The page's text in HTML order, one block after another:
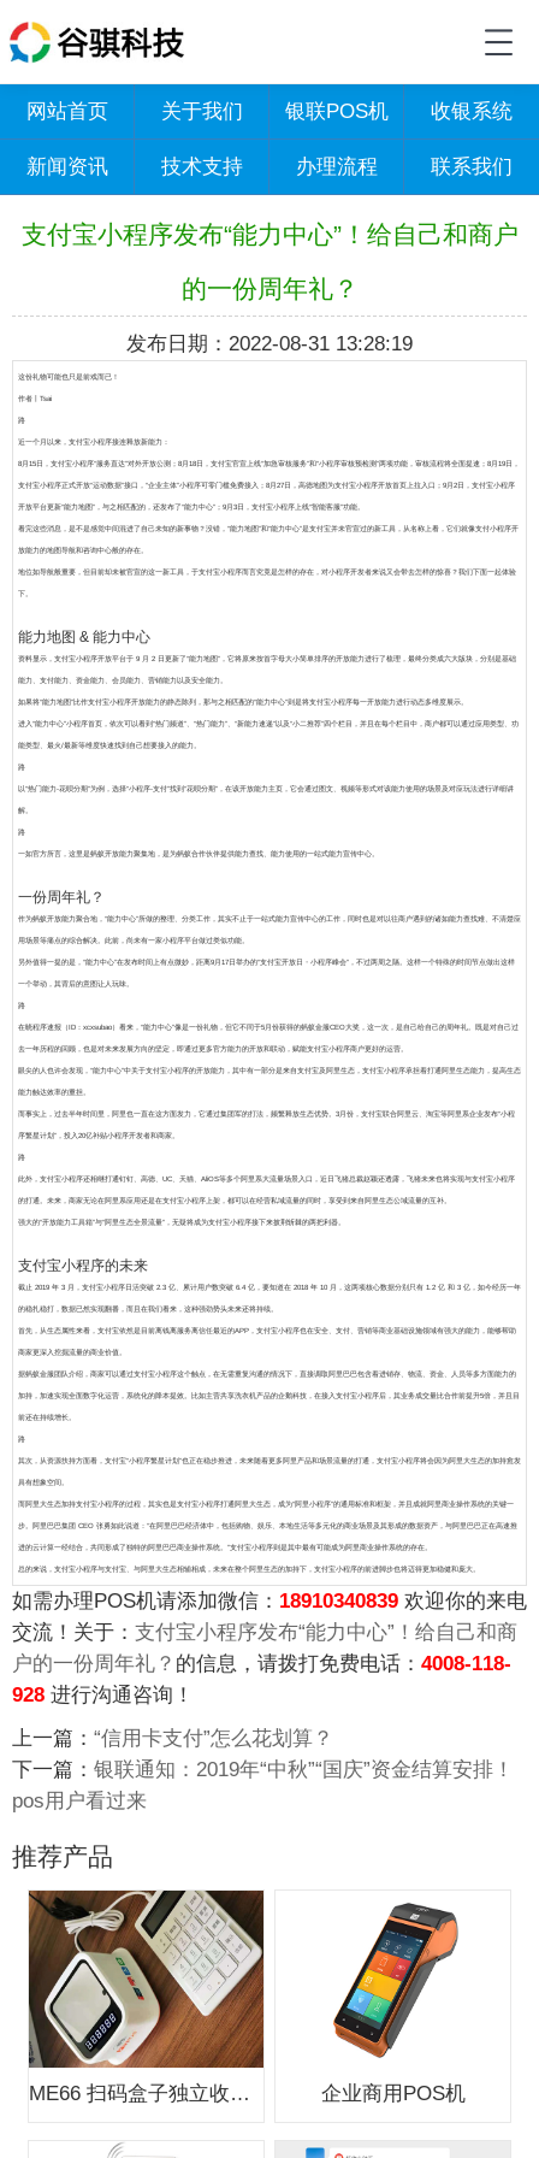
网站首页 关于我们 银联POS机 收银系统
新闻资讯 技术支持 办理流程 联系我们
支付宝小程序发布“能力中心”！给自己和商户
的一份周年礼？
发布日期：2022-08-31 13:28:19
这份礼物可能也只是前戏而已！
作者丨Tsai
路
近一个月以来，支付宝小程序接连释放新能力：
8月15日，支付宝小程序“服务直达”对外开放公测；8月18日，支付宝官宣上线“加急审核服务”和“小程序审核预检测”两项功能，审核流程将全面提速；8月19日，
支付宝小程序正式开放“运动数据”接口，“企业主体”小程序可零门槛免费接入；8月27日，高德地图为支付宝小程序开放首页上拉入口； 9月2日，支付宝小程序
开放平台更新“能力地图”，与之相匹配的，还发布了“能力中心”； 9月3日，支付宝小程序上线“智能客服”功能。
看完这些消息，是不是感觉中间混进了自己未知的新事物？没错， “能力地图”和“能力中心”是支付宝并未官宣过的新工具，从名称上看，它们就像支付小程序开
放能力的地图导航和咨询中心般的存在。
地位如导航般重要，但目前却未被官宣的这一新工具，于支付宝小程序而言究竟是怎样的存在，对小程序开发者来说又会带去怎样的惊喜？我们下面一起体验
下。
能力地图 & 能力中心
资料显示，支付宝小程序开放平台于 9 月 2 日更新了“能力地图”，它将原来按首字母大小简单排序的开放能力进行了梳理，最终分类成六大版块，分别是基础
能力、支付能力、资金能力、会员能力、营销能力以及安全能力。
如果将“能力地图”比作支付宝小程序开放能力的静态陈列，那与之相匹配的“能力中心”则是将支付宝小程序每一开放能力进行动态多维度展示。
进入“能力中心”小程序首页，依次可以看到“热门频道”、“热门能力”、“新能力速递”以及“小二推荐”四个栏目，并且在每个栏目中，商户都可以通过应用类型、功
能类型、最火/最新等维度快速找到自己想要接入的能力。
路
以“热门能力-花呗分期”为例，选择“小程序-支付”找到“花呗分期”，在该开放能力主页，它会通过图文、视频等形式对该能力使用的场景及对应玩法进行详细讲
解。
路
一如官方所言，这里是蚂蚁开放能力聚集地，是为蚂蚁合作伙伴提供能力查找、能力使用的一站式能力宣传中心。
一份周年礼？
作为蚂蚁开放能力聚合地，“能力中心”所做的整理、分类工作，其实不止于一站式能力宣传中心的工作，同时也是对以往商户遇到的诸如能力查找难、不清楚应
用场景等痛点的综合解决。此前，尚未有一家小程序平台做过类似功能。
另外值得一提的是，“能力中心”在发布时间上有点微妙，距离9月17日举办的“支付宝开放日・小程序峰会”，不过两周之隔。这样一个特殊的时间节点做出这样
一个举动，其背后的意图让人玩味。
路
在晓程序速报（ID：xcxsubao）看来，“能力中心”像是一份礼物，但它不同于5月份获得的蚂蚁金服CEO大奖， 这一次，是自己给自己的周年礼。 既是对自己过
去一年历程的回顾，也是对未来发展方向的坚定，即通过更多官方能力的开放和联动，赋能支付宝小程序商户更好的运营。
眼尖的人也许会发现，“能力中心”中关于支付宝小程序的开放能力，其中有一部分是来自支付宝及阿里生态， 支付宝小程序承担着打通阿里生态能力，提高生态
能力触达效率的重担。
而事实上，过去半年时间里，阿里也一直在这方面发力，它通过集团军的打法，频繁释放生态优势。3月份，支付宝联合阿里云、淘宝等阿里系企业发布“小程
序繁星计划”，投入20亿补贴小程序开发者和商家。
路
此外，支付宝小程序还相继打通钉钉、高德、UC、天猫、AliOS等多个阿里系大流量场景入口，近日飞猪总裁赵颖还透露，飞猪未来也将实现与支付宝小程序
的打通。未来，商家无论在阿里系应用还是在支付宝小程序上架，都可以在经营私域流量的同时，享受到来自阿里生态公域流量的互补。
强大的“开放能力工具箱”与“阿里生态全景流量”，无疑将成为支付宝小程序接下来披荆斩棘的两把利器。
支付宝小程序的未来
截止 2019 年 3 月，支付宝小程序日活突破 2.3 亿、累计用户数突破 6.4 亿，要知道在 2018 年 10 月，这两项核心数据分别只有 1.2 亿 和 3 亿，如今经历一年
的稳扎稳打，数据已然实现翻番，而且在我们看来，这种强劲势头未来还将持续。
首先，从生态属性来看，支付宝依然是目前离钱离服务离信任最近的APP， 支付宝小程序也在安全、支付、营销等商业基础设施领域有强大的能力，能够帮助
商家更深入挖掘流量的商业价值。
据蚂蚁金服团队介绍，商家可以通过支付宝小程序这个触点，在无需重复沟通的情况下，直接调取阿里巴巴包含着进销存、物流、资金、人员等多方面能力的
加持，加速实现全面数字化运营，系统化的降本提效。 比如主营共享洗衣机产品的企鹅科技，在接入支付宝小程序后，其业务成交量比合作前提升5倍，并且目
前还在持续增长。
路
其次，从资源扶持方面看，支付宝“小程序繁星计划”也正在稳步推进，未来随着更多阿里产品和场景流量的打通，支付宝小程序将会因为阿里大生态的加持愈发
具有想象空间。
而阿里大生态加持支付宝小程序的过程，其实也是支付宝小程序打通阿里大生态，成为“阿里小程序”的通用标准和框架，并且成就阿里商业操作系统的关键一
步。 阿里巴巴集团 CEO 张勇如此说道：“在阿里巴巴经济体中，包括购物、娱乐、本地生活等多元化的商业场景及其形成的数据资产，与阿里巴巴正在高速推
进的云计算一经结合，共同形成了独特的阿里巴巴商业操作系统。”支付宝小程序则是其中最有可能成为阿里商业操作系统的存在。
总的来说，支付宝小程序与支付宝、与阿里大生态相辅相成，未来在整个阿里生态的加持下，支付宝小程序的前进脚步也将迈得更加稳健和庞大。
如需办理POS机请添加微信： 18910340839 欢迎你的来电
交流！关于： 支付宝小程序发布“能力中心”！给自己和商
户的一份周年礼？ 的信息，请拨打免费电话： 4008-118-
928 进行沟通咨询！
上一篇： “信用卡支付”怎么花划算？
下一篇： 银联通知：2019年“中秋”“国庆”资金结算安排！
pos用户看过来
推荐产品
ME66 扫码盒子独立收款支付盒子 企业商用POS机